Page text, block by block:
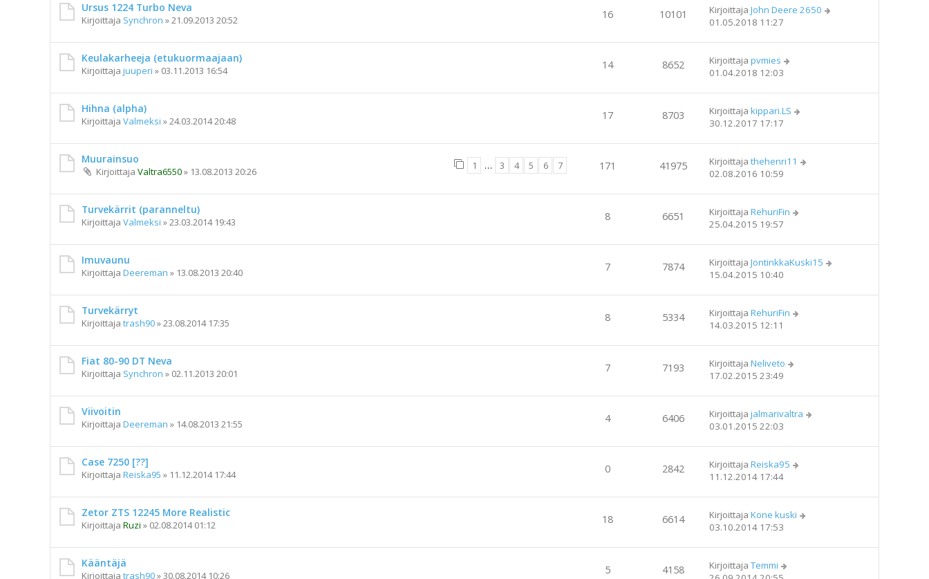
Ursus 1224 Turbo Neva
Kirjoittaja Synchron »21.09.2013 20:52 16 10101 Kirjoittaja John Deere 2650
01.05.2018 11:27
Keulakarheeja (etukuormaajaan)
Kirjoittaja juuperi » 03.11.2013 16:54 14 8652 Kirjoittaja pvmies
01.04.2018 12:03
Hihna (alpha)
Kirjoittaja Valmeksi »24.03.2014 20:48 17 8703 Kirjoittaja kippari.LS
30.12.2017 17:17
Muurainsuo
Kirjoittaja Valtra6550» 13.08.2013 20:26 1 … 3 4 5 6 7 171 41975 Kirjoittaja thehenri11
02.08.2016 10:59
Turvekärrit (paranneltu)
Kirjoittaja Valmeksi »23.03.2014 19:43 8 6651 Kirjoittaja RehuriFin
25.04.2015 19:57
Imuvaunu
Kirjoittaja Deereman » 13.08.2013 20:40 7 7874 Kirjoittaja JontinkkaKuski15
15.04.2015 10:40
Turvekärryt
Kirjoittaja trash90»23.08.2014 17:35 8 5334 Kirjoittaja RehuriFin
14.03.2015 12:11
Fiat 80-90 DT Neva
Kirjoittaja Synchron » 02.11.2013 20:01 7 7193 Kirjoittaja Neliveto
17.02.2015 23:49
Viivoitin
Kirjoittaja Deereman » 14.08.2013 21:55 4 6406 Kirjoittaja jalmarivaltra
03.01.2015 22:03
Case 7250 [??]
Kirjoittaja Reiska95 » 11.12.2014 17:44 0 2842 Kirjoittaja Reiska95
11.12.2014 17:44
Zetor ZTS 12245 More Realistic
Kirjoittaja Ruzi » 02.08.2014 01:12 18 6614 Kirjoittaja Kone kuski
03.10.2014 17:53
Kääntäjä
Kirjoittaja trash90»30.08.2014 10:26 5 4158 Kirjoittaja Temmi